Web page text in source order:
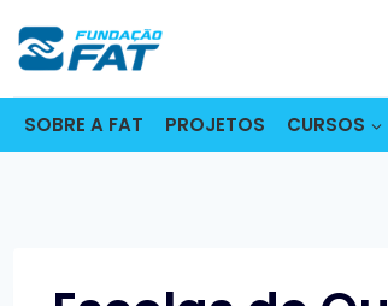
para
Conteúdo
SOBRE A FAT PROJETOS CURSOS